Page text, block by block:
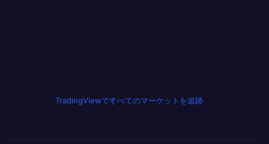
TradingViewですべてのマーケットを追跡